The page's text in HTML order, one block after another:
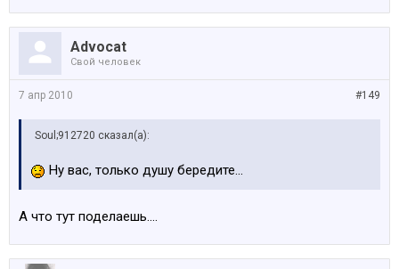
Advocat
Свой человек
#149
7 апр 2010
Soul;912720 сказал(а):
Ну вас, только душу бередите...
А что тут поделаешь....